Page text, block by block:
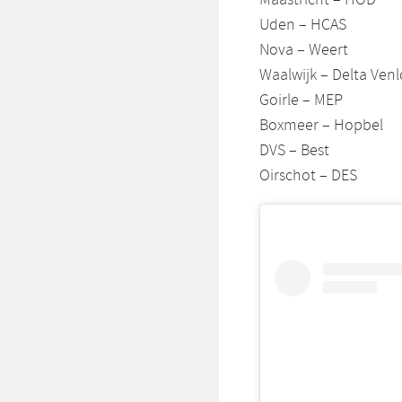
Uden – HCAS
Nova – Weert
Waalwijk – Delta
Goirle – MEP
Boxmeer – Hopbel
DVS – Best
Oirschot – DES